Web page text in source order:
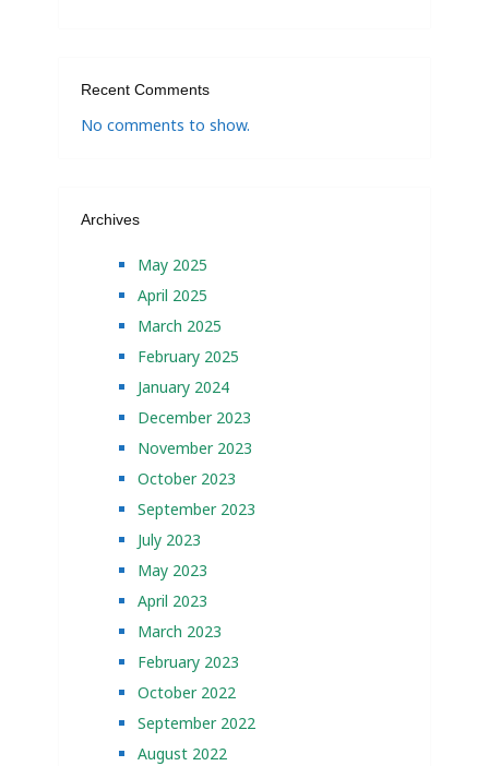
Recent Comments
No comments to show.
Archives
May 2025
April 2025
March 2025
February 2025
January 2024
December 2023
November 2023
October 2023
September 2023
July 2023
May 2023
April 2023
March 2023
February 2023
October 2022
September 2022
August 2022